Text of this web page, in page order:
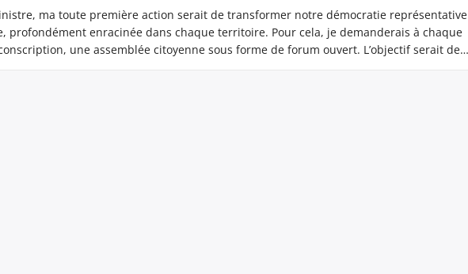
ma toute première action serait de transformer notre démocratie représentative
profondément enracinée dans chaque territoire. Pour cela, je demanderais à chaque
une assemblée citoyenne sous forme de forum ouvert. L’objectif serait de